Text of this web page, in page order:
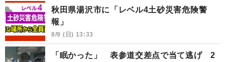
秋田県湯沢市に「レベル4土砂災害危険警
報」
8/9 (日) 13:33
「眠かった」 表参道交差点で当て逃げ 2